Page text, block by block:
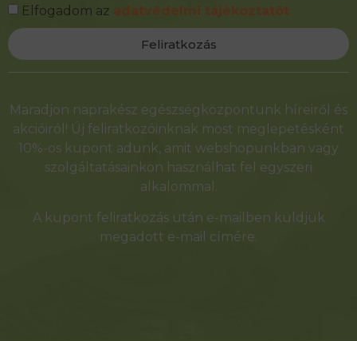
Elfogadom az adatvédelmi tájékoztatót
Feliratkozás
Alternative:
Maradjon naprakész egészségközpontunk híreiről és
akcióiról! Új feliratkozóinknak most meglepetésként
10%-os kupont adunk, amit webshopunkban vagy
szolgáltatásainkon használhat fel egyszeri
alkalommal.
A kupont feliratkozás után e-mailben küldjük
megadott e-mail címére.